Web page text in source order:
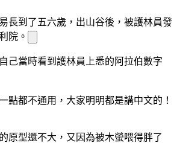
長到了五六歲，出山谷後，被護林員發
院。
己當時看到護林員 上悉的阿拉伯數字
點都不通用，大家明明都是講中文的！
原型還不大，又因為被木螢喂得胖了